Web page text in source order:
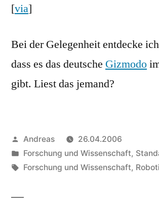
[via]
Bei der Gelegenheit entdecke
dass es das deutsche Gizmodo
gibt. Liest das jemand?
Veröffentlicht
von
Andreas
26.04.2006
Veröffentlicht
in
Forschung und Wissenschaft,
Schlagwörter:
Forschung und Wissenschaft,